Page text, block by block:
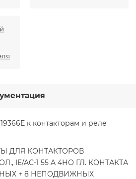
к контакторам и реле
ДЛЯ КОНТАКТОРОВ
IE/AC-1 55 A 4НО ГЛ. КОНТАКТА
+ 8 НЕПОДВИЖНЫХ